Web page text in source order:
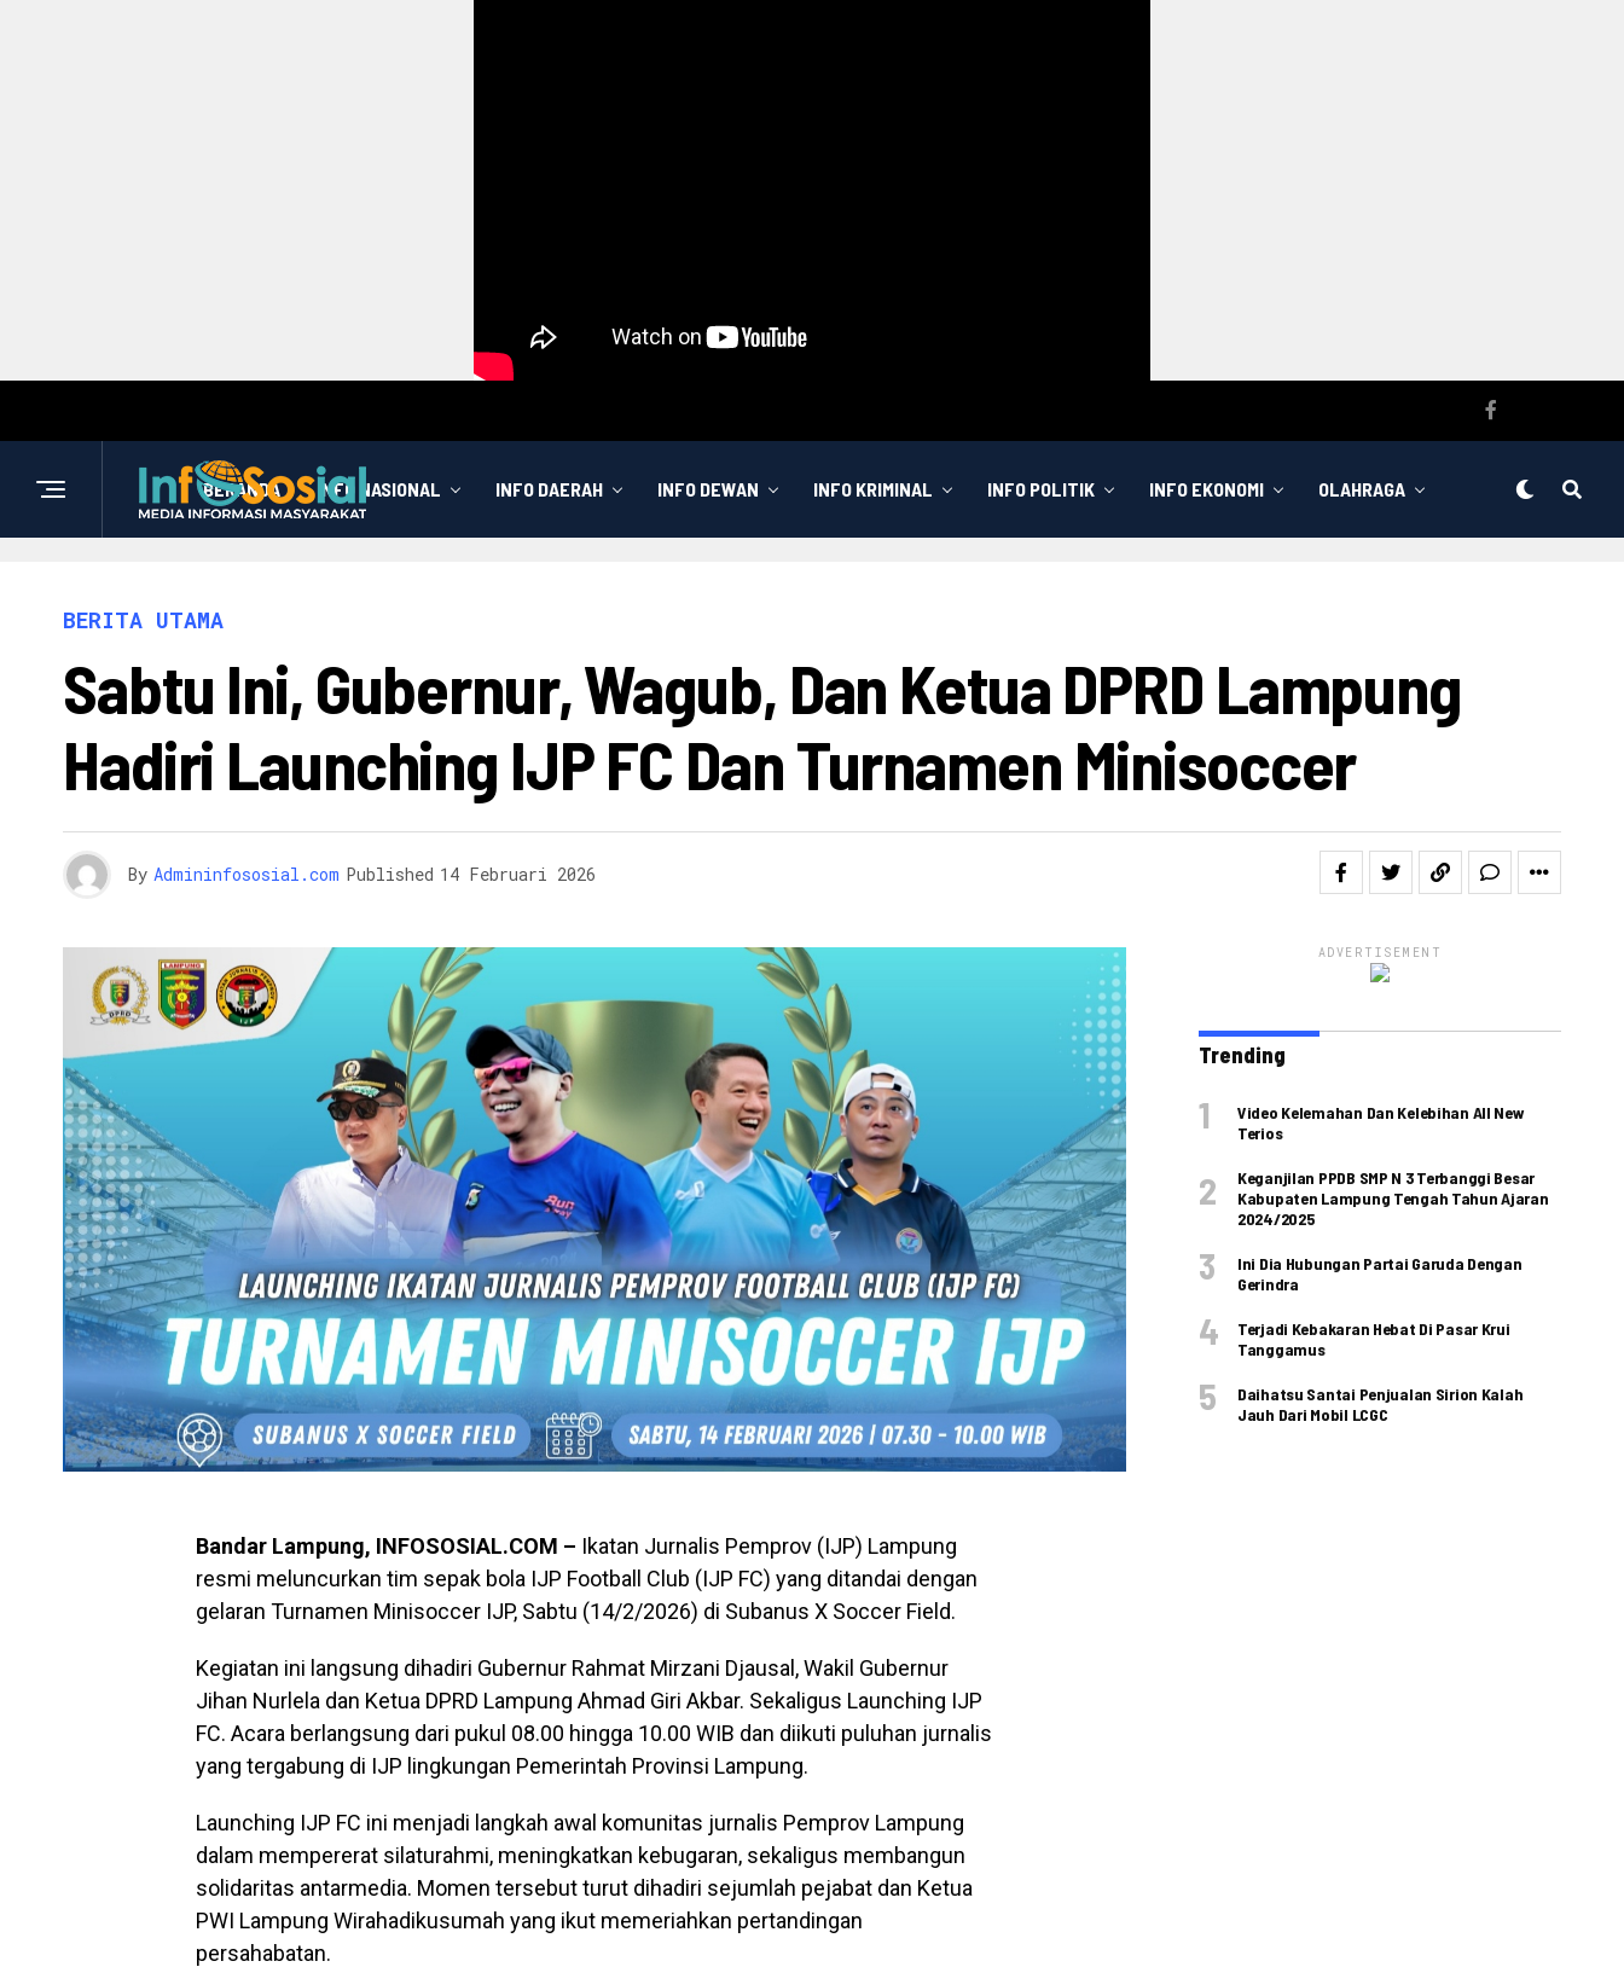
BERANDA INFO NASIONAL INFO DAERAH INFO DEWAN INFO KRIMINAL INFO POLITIK INFO EKONOMI OLAHRAGA
BERITA UTAMA
Sabtu Ini, Gubernur, Wagub, Dan Ketua DPRD Lampung
Hadiri Launching IJP FC Dan Turnamen Minisoccer
By Admininfososial.com Published 14 Februari 2026
Bandar Lampung, INFOSOSIAL.COM – Ikatan Jurnalis Pemprov (IJP) Lampung
resmi meluncurkan tim sepak bola IJP Football Club (IJP FC) yang ditandai dengan
gelaran Turnamen Minisoccer IJP, Sabtu (14/2/2026) di Subanus X Soccer Field.
Kegiatan ini langsung dihadiri Gubernur Rahmat Mirzani Djausal, Wakil Gubernur
Jihan Nurlela dan Ketua DPRD Lampung Ahmad Giri Akbar. Sekaligus Launching IJP
FC. Acara berlangsung dari pukul 08.00 hingga 10.00 WIB dan diikuti puluhan jurnalis
yang tergabung di IJP lingkungan Pemerintah Provinsi Lampung.
Launching IJP FC ini menjadi langkah awal komunitas jurnalis Pemprov Lampung
dalam mempererat silaturahmi, meningkatkan kebugaran, sekaligus membangun
solidaritas antarmedia. Momen tersebut turut dihadiri sejumlah pejabat dan Ketua
PWI Lampung Wirahadikusumah yang ikut memeriahkan pertandingan
persahabatan.
ADVERTISEMENT
Trending
Video Kelemahan Dan Kelebihan All New
Terios
Keganjilan PPDB SMP N 3 Terbanggi Besar
Kabupaten Lampung Tengah Tahun Ajaran
2024/2025
Ini Dia Hubungan Partai Garuda Dengan
Gerindra
Terjadi Kebakaran Hebat Di Pasar Krui
Tanggamus
Daihatsu Santai Penjualan Sirion Kalah
Jauh Dari Mobil LCGC